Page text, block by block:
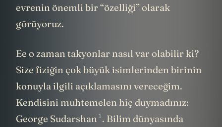
buluyor. O yüzden bugün ışık hızını,
evrenin önemli bir “özelliği” olarak
Ee o zaman takyonlar nasıl var olabilir ki?
Size fiziğin çok büyük isimlerinden birinin
konuyla ilgili açıklamasını vereceğim.
Kendisini muhtemelen hiç duymadınız: